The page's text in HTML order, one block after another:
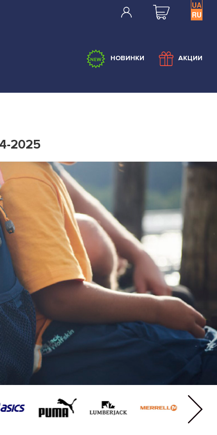
UA
RU
НОВИНКИ АКЦИИ
2025